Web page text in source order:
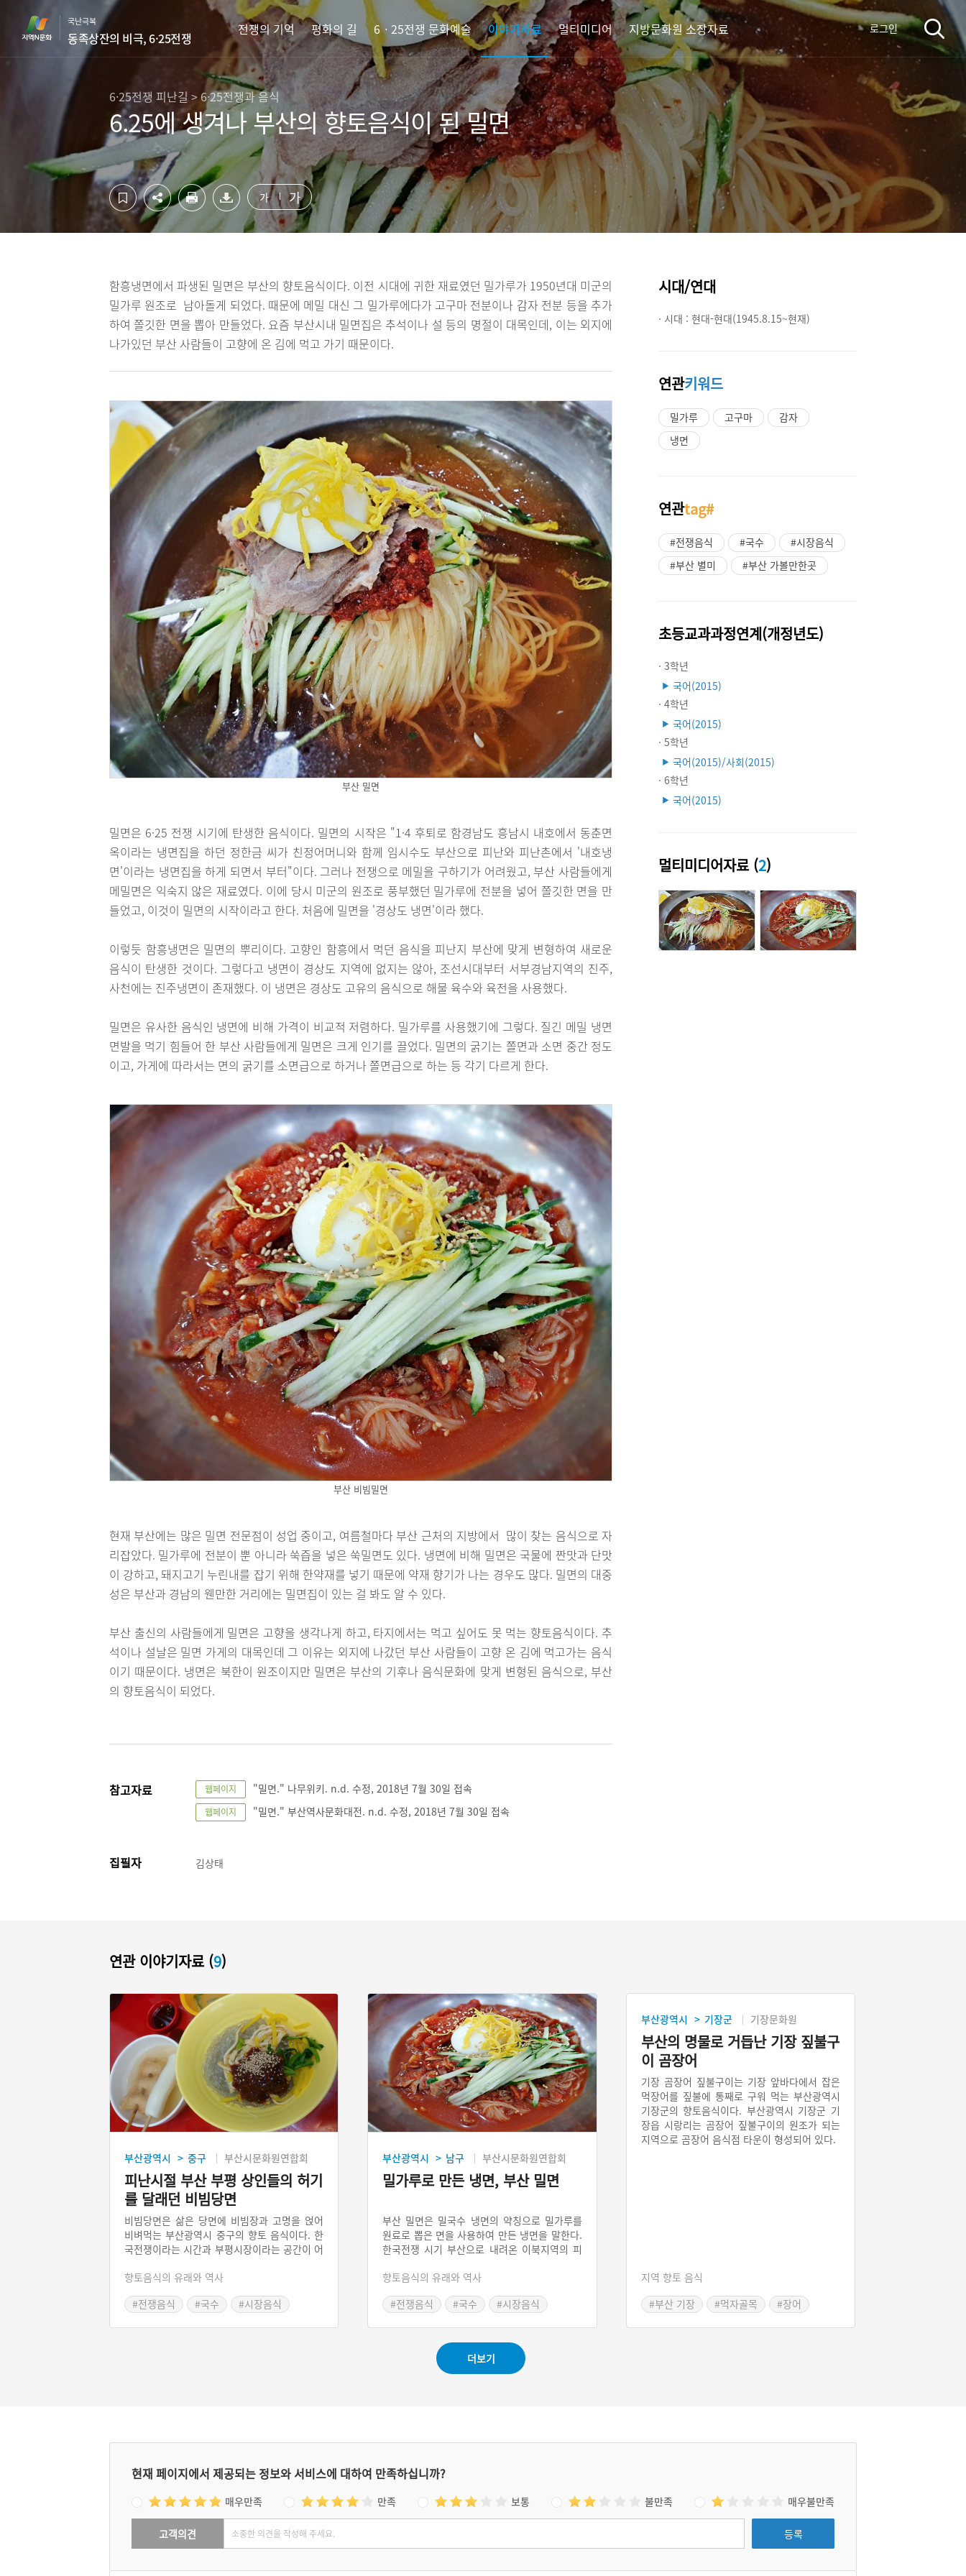
영
역
국난극복
동족상잔의 비극, 6·25전쟁
전쟁의 기억 평화의 길 6ㆍ25전쟁 문화예술 이야기자료 멀티미디어 지방문화원 소장자료 로그인
6·25전쟁 피난길 > 6·25전쟁과 음식
6.25에 생겨나 부산의 향토음식이 된 밀면
가 가
함흥냉면에서 파생된 밀면은 부산의 향토음식이다. 이전 시대에 귀한 재료였던 밀가루가 1950년대 미군의
밀가루 원조로 남아돌게 되었다. 때문에 메밀 대신 그 밀가루에다가 고구마 전분이나 감자 전분 등을 추가
하여 쫄깃한 면을 뽑아 만들었다. 요즘 부산시내 밀면집은 추석이나 설 등의 명절이 대목인데, 이는 외지에
나가있던 부산 사람들이 고향에 온 김에 먹고 가기 때문이다.
부산 밀면
밀면은 6·25 전쟁 시기에 탄생한 음식이다. 밀면의 시작은 "1·4 후퇴로 함경남도 흥남시 내호에서 동춘면
옥이라는 냉면집을 하던 정한금 씨가 친정어머니와 함께 임시수도 부산으로 피난와 피난촌에서 '내호냉
면'이라는 냉면집을 하게 되면서 부터"이다. 그러나 전쟁으로 메밀을 구하기가 어려웠고, 부산 사람들에게
메밀면은 익숙지 않은 재료였다. 이에 당시 미군의 원조로 풍부했던 밀가루에 전분을 넣어 쫄깃한 면을 만
들었고, 이것이 밀면의 시작이라고 한다. 처음에 밀면을 '경상도 냉면'이라 했다.
이렇듯 함흥냉면은 밀면의 뿌리이다. 고향인 함흥에서 먹던 음식을 피난지 부산에 맞게 변형하여 새로운
음식이 탄생한 것이다. 그렇다고 냉면이 경상도 지역에 없지는 않아, 조선시대부터 서부경남지역의 진주,
사천에는 진주냉면이 존재했다. 이 냉면은 경상도 고유의 음식으로 해물 육수와 육전을 사용했다.
밀면은 유사한 음식인 냉면에 비해 가격이 비교적 저렴하다. 밀가루를 사용했기에 그렇다. 질긴 메밀 냉면
면발을 먹기 힘들어 한 부산 사람들에게 밀면은 크게 인기를 끌었다. 밀면의 굵기는 쫄면과 소면 중간 정도
이고, 가게에 따라서는 면의 굵기를 소면급으로 하거나 쫄면급으로 하는 등 각기 다르게 한다.
부산 비빔밀면
현재 부산에는 많은 밀면 전문점이 성업 중이고, 여름철마다 부산 근처의 지방에서 많이 찾는 음식으로 자
리잡았다. 밀가루에 전분이 뿐 아니라 쑥즙을 넣은 쑥밀면도 있다. 냉면에 비해 밀면은 국물에 짠맛과 단맛
이 강하고, 돼지고기 누린내를 잡기 위해 한약재를 넣기 때문에 약재 향기가 나는 경우도 많다. 밀면의 대중
성은 부산과 경남의 웬만한 거리에는 밀면집이 있는 걸 봐도 알 수 있다.
부산 출신의 사람들에게 밀면은 고향을 생각나게 하고, 타지에서는 먹고 싶어도 못 먹는 향토음식이다. 추
석이나 설날은 밀면 가게의 대목인데 그 이유는 외지에 나갔던 부산 사람들이 고향 온 김에 먹고가는 음식
이기 때문이다. 냉면은 북한이 원조이지만 밀면은 부산의 기후나 음식문화에 맞게 변형된 음식으로, 부산
의 향토음식이 되었다.
참고자료 웹페이지 "밀면." 나무위키. n.d. 수정, 2018년 7월 30일 접속
웹페이지 "밀면." 부산역사문화대전. n.d. 수정, 2018년 7월 30일 접속
집필자 김상태
시대/연대
· 시대 : 현대-현대(1945.8.15~현재)
연관키워드
밀가루 고구마
감자
냉면
연관tag#
#전쟁음식 #국수
#시장음식
#부산 별미
#부산 가볼만한곳
초등교과과정연계(개정년도)
· 3학년
▶ 국어(2015)
· 4학년
▶ 국어(2015)
· 5학년
▶ 국어(2015)/사회(2015)
· 6학년
▶ 국어(2015)
멀티미디어자료 (2)
연관 이야기자료 (9)
부산광역시 > 중구 부산시문화원연합회
피난시절 부산 부평 상인들의 허기
를 달래던 비빔당면
비빔당면은 삶은 당면에 비빔장과 고명을 얹어
비벼먹는 부산광역시 중구의 향토 음식이다. 한
국전쟁이라는 시간과 부평시장이라는 공간이 어
난 시절 상인들의 허기를 달래는 음식이었다가
부평시장의 명물이 되었다. 즉석에서 바로 먹을
수 있는 향토 음식으로서 부산의 역사가 낳은 패
향토음식의 유래와 역사
#전쟁음식
#국수
#시장음식
부산광역시 > 남구 부산시문화원연합회
밀가루로 만든 냉면, 부산 밀면
부산 밀면은 밀국수 냉면의 약칭으로 밀가루를
원료로 뽑은 면을 사용하여 만든 냉면을 말한다.
한국전쟁 시기 부산으로 내려온 이북지역의 피
부산광역시의 고유한 향토음식이다.
향토음식의 유래와 역사
#전쟁음식
#국수
#시장음식
부산광역시 > 기장군 기장문화원
부산의 명물로 거듭난 기장 짚불구
이 곰장어
기장 곰장어 짚불구이는 기장 앞바다에서 잡은
먹장어를 짚불에 통째로 구워 먹는 부산광역시
기장군의 향토음식이다. 부산광역시 기장군 기
장읍 시랑리는 곰장어 짚불구이의 원조가 되는
지역으로 곰장어 음식점 타운이 형성되어 있다.
지역 향토 음식
#부산 기장
#먹자골목
#장어
더보기
현재 페이지에서 제공되는 정보와 서비스에 대하여 만족하십니까?
매우만족 만족 보통 불만족 매우불만족
고객의견 등록